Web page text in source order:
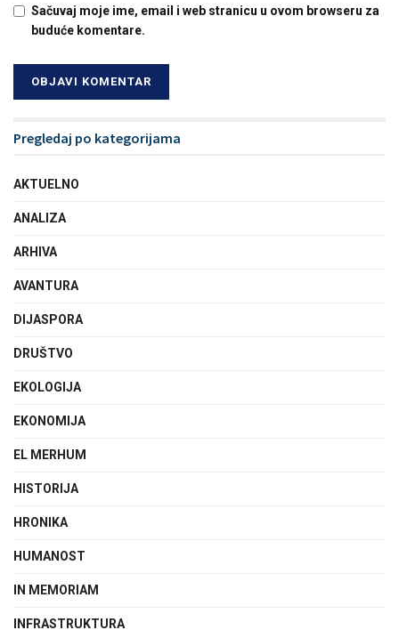
Sačuvaj moje ime, email i web stranicu u ovom browseru za
buduće komentare.
Pregledaj po kategorijama
AKTUELNO
ANALIZA
ARHIVA
AVANTURA
DIJASPORA
DRUŠTVO
EKOLOGIJA
EKONOMIJA
EL MERHUM
HISTORIJA
HRONIKA
HUMANOST
IN MEMORIAM
INFRASTRUKTURA